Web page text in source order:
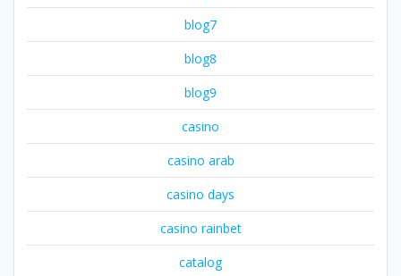
blog7
blog8
blog9
casino
casino arab
casino days
casino rainbet
catalog